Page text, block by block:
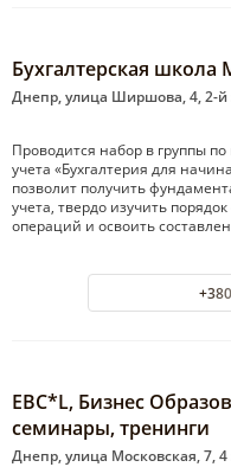
Бухгалтерская
Днепр, улица Ширшова, 4, 2-й
Проводится набор в группы
учета «Бухгалтерия для
позволит получить
учета, твердо изучить
операций и освоить
EBC*L, Бизнес
семинары, тренинги
Днепр, улица Московская, 7, 4